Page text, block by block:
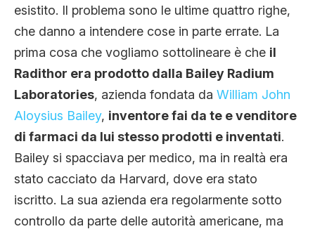
esistito. Il problema sono le ultime quattro righe,
che danno a intendere cose in parte errate. La
prima cosa che vogliamo sottolineare è che il
Radithor era prodotto dalla Bailey Radium
Laboratories, azienda fondata da William John
Aloysius Bailey, inventore fai da te e venditore
di farmaci da lui stesso prodotti e inventati.
Bailey si spacciava per medico, ma in realtà era
stato cacciato da Harvard, dove era stato
iscritto. La sua azienda era regolarmente sotto
controllo da parte delle autorità americane, ma